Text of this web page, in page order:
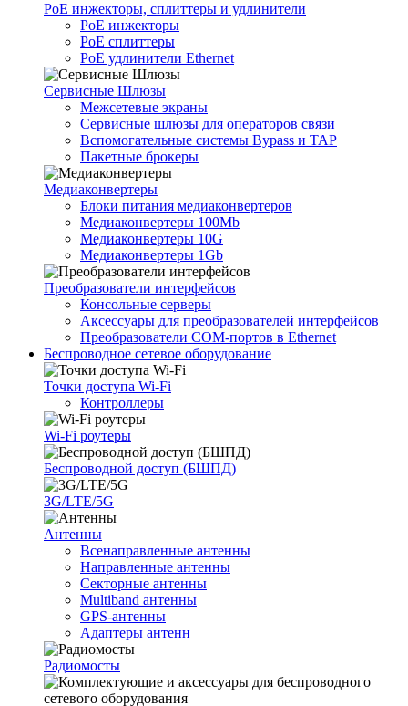
PoE инжекторы, сплиттеры и удлинители
PoE инжекторы
PoE сплиттеры
PoE удлинители Ethernet
Сервисные Шлюзы
Межсетевые экраны
Сервисные шлюзы для операторов связи
Вспомогательные системы Bypass и TAP
Пакетные брокеры
Медиаконвертеры
Блоки питания медиаконвертеров
Медиаконвертеры 100Mb
Медиаконвертеры 10G
Медиаконвертеры 1Gb
Преобразователи интерфейсов
Консольные серверы
Аксессуары для преобразователей интерфейсов
Преобразователи COM-портов в Ethernet
Беспроводное сетевое оборудование
Точки доступа Wi-Fi
Контроллеры
Wi-Fi роутеры
Беспроводной доступ (БШПД)
3G/LTE/5G
Антенны
Всенаправленные антенны
Направленные антенны
Секторные антенны
Multiband антенны
GPS-антенны
Адаптеры антенн
Радиомосты